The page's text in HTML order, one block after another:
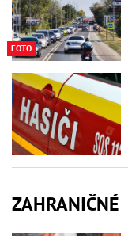
FOTO
ZAHRANIČNÉ